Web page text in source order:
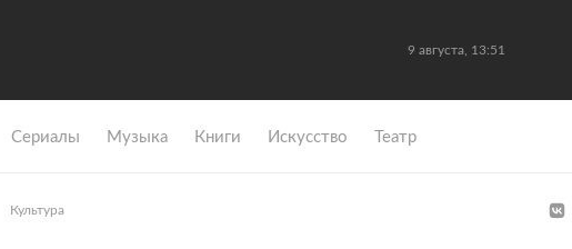
9 августа, 13:51
Сериалы Музыка Книги Искусство Театр
Культура